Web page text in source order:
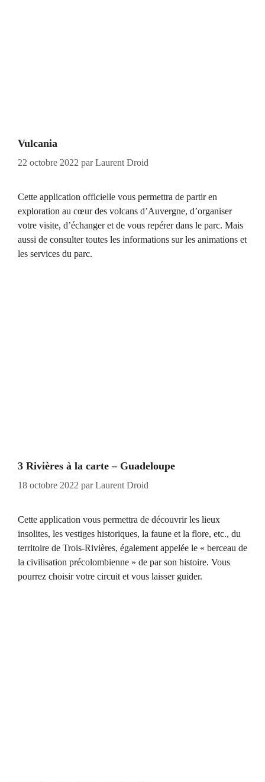
Vulcania
22 octobre 2022 parLaurent Droid
Cette application officielle vous permettra de partir en
exploration au cœur des volcans d’Auvergne, d’organiser
votre visite, d’échanger et de vous repérer dans le parc. Mais
aussi de consulter toutes les informations sur les animations et
les services du parc.
3 Rivières à la carte – Guadeloupe
18 octobre 2022 parLaurent Droid
Cette application vous permettra de découvrir les lieux
insolites, les vestiges historiques, la faune et la flore, etc., du
territoire de Trois-Rivières, également appelée le « berceau de
la civilisation précolombienne » de par son histoire. Vous
pourrez choisir votre circuit et vous laisser guider.